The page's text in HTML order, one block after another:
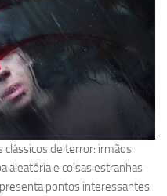
clássicos de terror: irmãos
aleatória e coisas estranhas
pontos interessantes